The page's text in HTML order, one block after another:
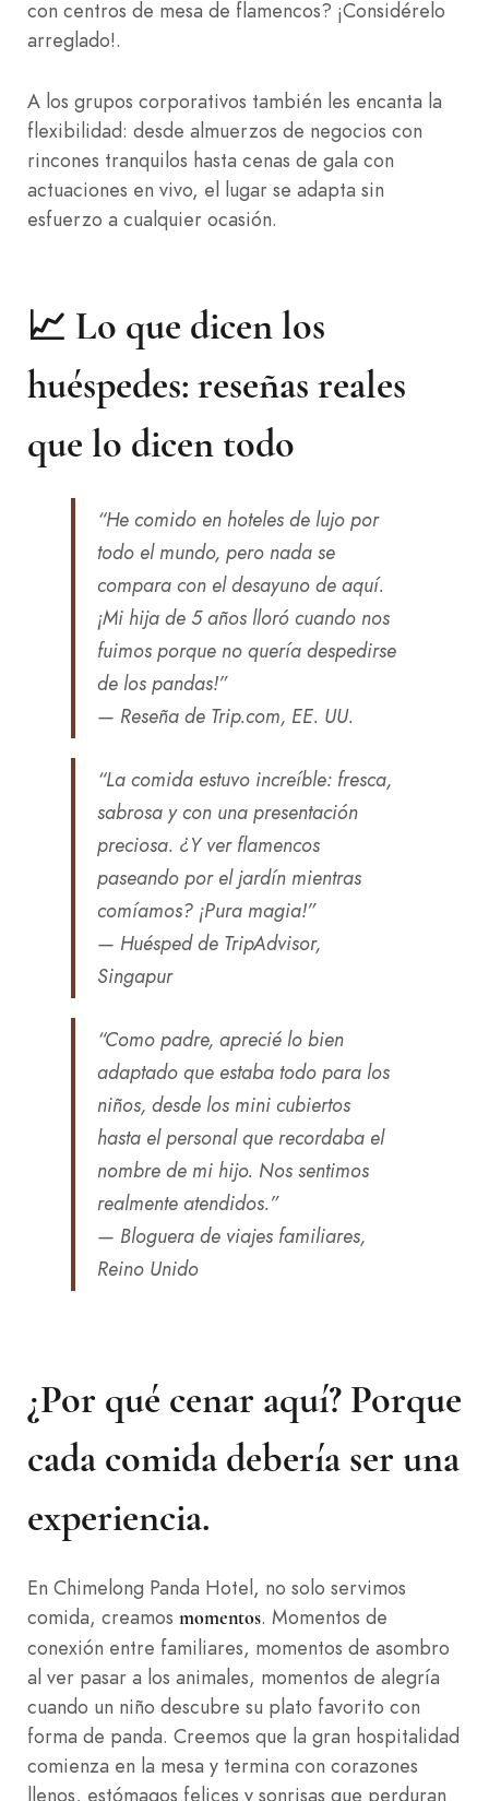
con centros de mesa de flamencos? ¡Considérelo
arreglado!.
A los grupos corporativos también les encanta la
flexibilidad: desde almuerzos de negocios con
rincones tranquilos hasta cenas de gala con
actuaciones en vivo, el lugar se adapta sin
esfuerzo a cualquier ocasión.
📈 Lo que dicen los
huéspedes: reseñas reales
que lo dicen todo
“He comido en hoteles de lujo por
todo el mundo, pero nada se
compara con el desayuno de aquí.
¡Mi hija de 5 años lloró cuando nos
fuimos porque no quería despedirse
de los pandas!”
— Reseña de Trip.com, EE. UU.
“La comida estuvo increíble: fresca,
sabrosa y con una presentación
preciosa. ¿Y ver flamencos
paseando por el jardín mientras
comíamos? ¡Pura magia!”
— Huésped de TripAdvisor,
Singapur
“Como padre, aprecié lo bien
adaptado que estaba todo para los
niños, desde los mini cubiertos
hasta el personal que recordaba el
nombre de mi hijo. Nos sentimos
realmente atendidos.”
— Bloguera de viajes familiares,
Reino Unido
¿Por qué cenar aquí? Porque
cada comida debería ser una
experiencia.
En Chimelong Panda Hotel, no solo servimos
comida, creamos momentos. Momentos de
conexión entre familiares, momentos de asombro
al ver pasar a los animales, momentos de alegría
cuando un niño descubre su plato favorito con
forma de panda. Creemos que la gran hospitalidad
comienza en la mesa y termina con corazones
llenos, estómagos felices y sonrisas que perduran